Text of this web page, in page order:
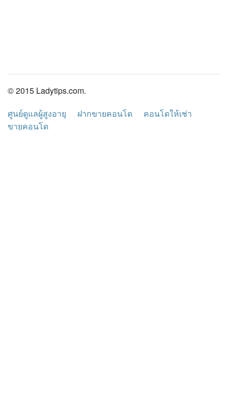
© 2015 Ladytips.com.
ศูนย์ดูแลผู้สูงอายุ
ฝากขายคอนโด
คอนโดให้เช่า
ขายคอนโด